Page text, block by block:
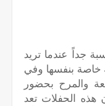
جداً عندما تريد
خاصة بنفسها وفي
والمرح بحضور
هذه الحفلات تعد